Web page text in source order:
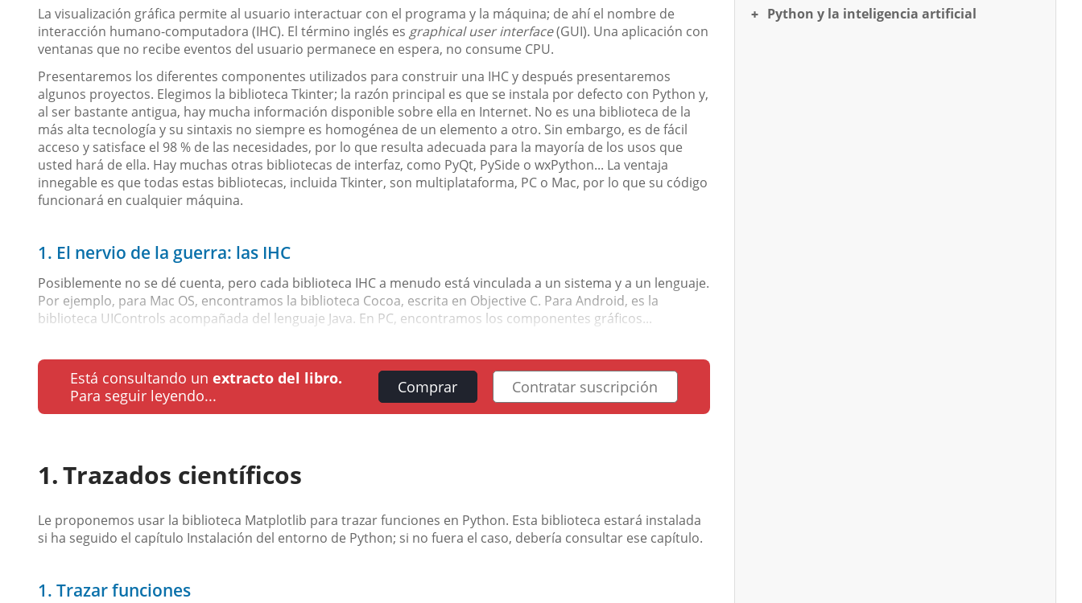
La visualización gráfica permite al usuario interactuar con el programa y la máquina; de ahí el nombre de
interacción humano-computadora (IHC). El término inglés es graphical user interface(GUI). Una aplicación con
ventanas que no recibe eventos del usuario permanece en espera, no consume CPU.
Presentaremos los diferentes componentes utilizados para construir una IHC y después presentaremos
algunos proyectos. Elegimos la biblioteca Tkinter; la razón principal es que se instala por defecto con Python y,
al ser bastante antigua, hay mucha información disponible sobre ella en Internet. No es una biblioteca de la
más alta tecnología y su sintaxis no siempre es homogénea de un elemento a otro. Sin embargo, es de fácil
acceso y satisface el 98 % de las necesidades, por lo que resulta adecuada para la mayoría de los usos que
usted hará de ella. Hay muchas otras bibliotecas de interfaz, como PyQt, PySide o wxPython... La ventaja
innegable es que todas estas bibliotecas, incluida Tkinter, son multiplataforma, PC o Mac, por lo que su código
funcionará en cualquier máquina.
1. El nervio de la guerra: las IHC
Posiblemente no se dé cuenta, pero cada biblioteca IHC a menudo está vinculada a un sistema y a un lenguaje.
Por ejemplo, para Mac OS, encontramos la biblioteca Cocoa, escrita en Objective C. Para Android, es la
biblioteca UIControls acompañada del lenguaje Java. En PC, encontramos los componentes gráficos...
Está consultando un extracto del libro.
Para seguir leyendo...
Comprar Contratar suscripción
Trazados científicos
Le proponemos usar la biblioteca Matplotlib para trazar funciones en Python. Esta biblioteca estará instalada
si ha seguido el capítulo Instalación del entorno de Python; si no fuera el caso, debería consultar ese capítulo.
1. Trazar funciones
Python y la inteligencia artificial